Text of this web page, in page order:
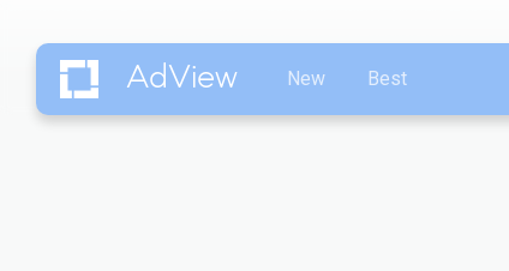
AdView New Best